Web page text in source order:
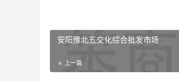
安阳豫北五交化综合批发市场
上一篇